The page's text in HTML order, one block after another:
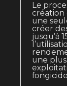
Le
création
une
créer
jusqu’à
une